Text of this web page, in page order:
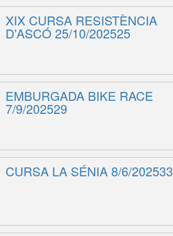
XIX CURSA RESISTÈNCIA
D'ASCÓ 25/10/202525
EMBURGADA BIKE RACE
7/9/202529
CURSA LA SÉNIA 8/6/202533